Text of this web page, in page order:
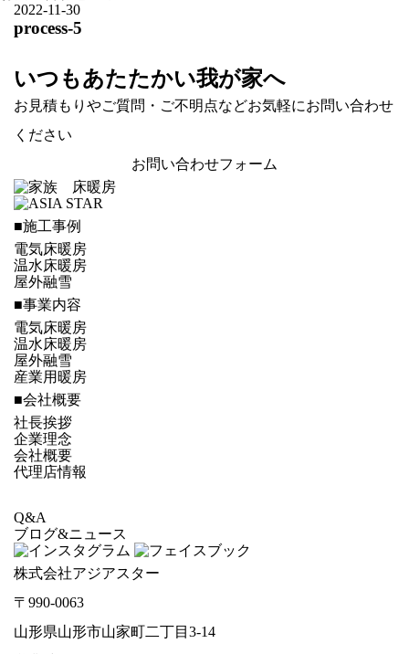
2022-11-30
process-5
いつもあたたかい我が家へ
お見積もりやご質問・ご不明点などお気軽にお問い合わせ
ください
お問い合わせフォーム
■施工事例
電気床暖房
温水床暖房
屋外融雪
■事業内容
電気床暖房
温水床暖房
屋外融雪
産業用暖房
■会社概要
社長挨拶
企業理念
会社概要
代理店情報
Q&A
ブログ&ニュース
株式会社アジアスター
〒990-0063
山形県山形市山家町二丁目3-14